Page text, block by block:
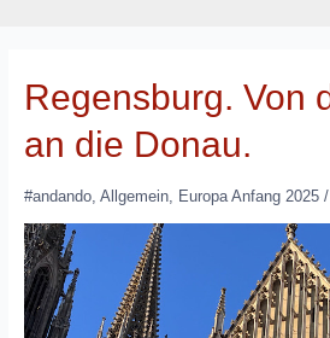
Regensburg. Von
an die Donau.
#andando, Allgemein, Europa Anfang 2025/